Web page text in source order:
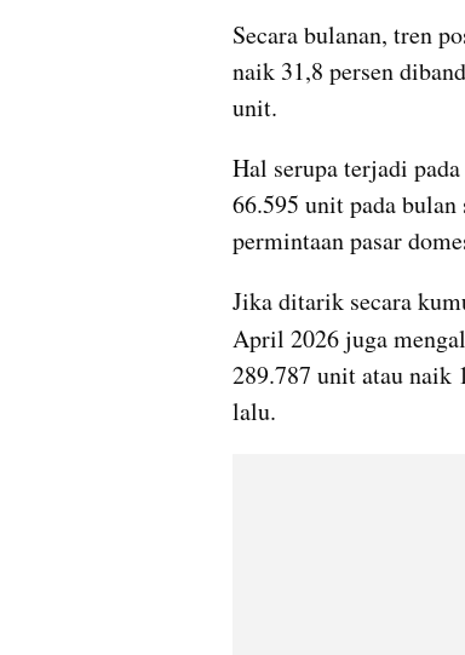
Secara bulanan, tren
naik 31,8 persen
unit.
Hal serupa terjadi
66.595 unit pada
permintaan pasar
Jika ditarik secara
April 2026 juga
289.787 unit atau naik
lalu.